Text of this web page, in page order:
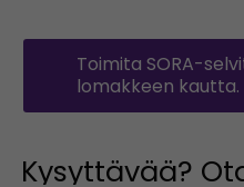
Toimita SORA-
lomakkeen kautta.
Kysyttävää?